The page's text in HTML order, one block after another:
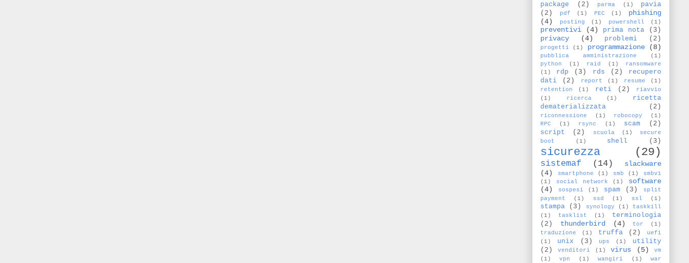
package (2) parma (1)
pavia
(2)
pdf (1) PEC (1)
phishing
(4)
posting (1) powershell (1)
preventivi (4) prima nota (3)
privacy (4) problemi (2)
progetti (1) programmazione (8)
pubblica amministrazione
(1)
python
(1) raid (1)
ransomware
(1)
rdp (3) rds (2)
recupero
dati
(2) report (1) resume
(1)
retention
(1) reti (2)
riavvio
(1)
ricerca (1)
ricetta
dematerializzata
(2)
riconnessione (1) robocopy
(1)
RPC
(1) rsync (1) scam
(2)
script
(2) scuola (1)
secure
boot
(1) shell (3)
sicurezza (29)
sistemaf (14)
slackware
(4)
smartphone (1) smb (1)
smbv1
(1)
social network (1)
software
(4)
sospesi (1) spam (3)
split
payment
(1) ssd (1) ssl (1)
stampa (3) synology (1)
taskkill
(1)
tasklist (1)
terminologia
(2)
thunderbird (4) tor
(1)
traduzione
(1) truffa (2)
uefi
(1)
unix (3) ups (1)
utility
(2)
venditori (1) virus (5)
vm
(1)
vpn (1) wangiri (1)
war